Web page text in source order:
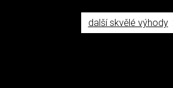
další skvělé výhody